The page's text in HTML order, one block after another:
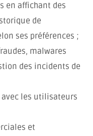
en affichant des
de
ses préférences ;
malwares
des incidents de
les utilisateurs
et